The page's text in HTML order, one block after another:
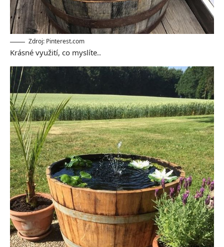
Zdroj: Pinterest.com
Krásné využití, co myslíte..